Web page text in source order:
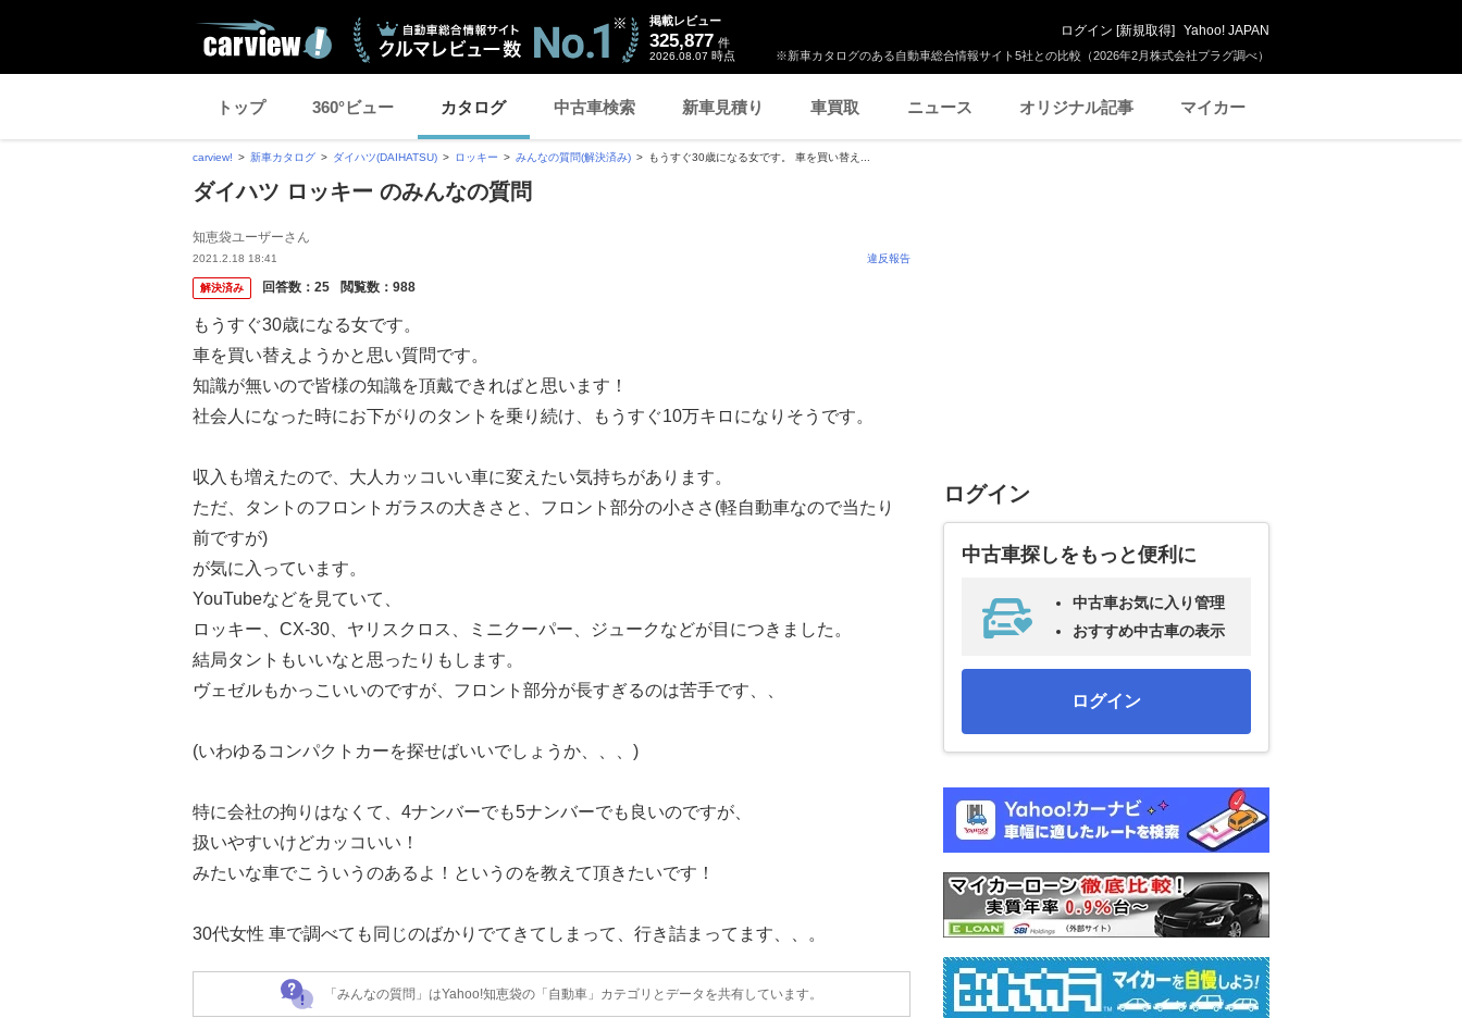
※新車カタログのある自動車総合情報サイト5社との比較（2026年2月株式会社プラグ調べ）
掲載レビュー
325,877 件
2026.08.07 時点
ログイン [新規取得] Yahoo! JAPAN
トップ 360°ビュー カタログ 中古車検索 新車見積り 車買取 ニュース オリジナル記事 マイカー
carview! 新車カタログ ダイハツ(DAIHATSU) ロッキー みんなの質問(解決済み) もうすぐ30歳になる女です。 車を買い替え...
ダイハツ ロッキー のみんなの質問
知恵袋ユーザーさん
2021.2.18 18:41 違反報告
解決済み 回答数： 25 閲覧数： 988
もうすぐ30歳になる女です。
車を買い替えようかと思い質問です。
知識が無いので皆様の知識を頂戴できればと思います！
社会人になった時にお下がりのタントを乗り続け、もうすぐ10万キロになりそうです。
収入も増えたので、大人カッコいい車に変えたい気持ちがあります。
ただ、タントのフロントガラスの大きさと、フロント部分の小ささ(軽自動車なので当たり
前ですが)
が気に入っています。
YouTubeなどを見ていて、
ロッキー、CX-30、ヤリスクロス、ミニクーパー、ジュークなどが目につきました。
結局タントもいいなと思ったりもします。
ヴェゼルもかっこいいのですが、フロント部分が長すぎるのは苦手です、、
(いわゆるコンパクトカーを探せばいいでしょうか、、、)
特に会社の拘りはなくて、4ナンバーでも5ナンバーでも良いのですが、
扱いやすいけどカッコいい！
みたいな車でこういうのあるよ！というのを教えて頂きたいです！
30代女性 車で調べても同じのばかりでてきてしまって、行き詰まってます、、。
「みんなの質問」はYahoo!知恵袋の「自動車」カテゴリとデータを共有しています。
ログイン
中古車探しをもっと便利に
中古車お気に入り管理
おすすめ中古車の表示
ログイン